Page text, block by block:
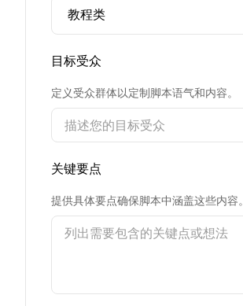
目标受众
定义受众群体以定制脚本语气和内容。
关键要点
提供具体要点确保脚本中涵盖这些内容。